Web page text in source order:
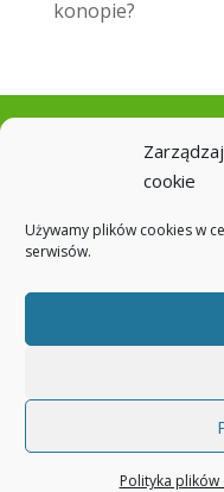
cookie
Używamy plików cookies w
serwisów.
Polityka plików
konopie?
Polityka